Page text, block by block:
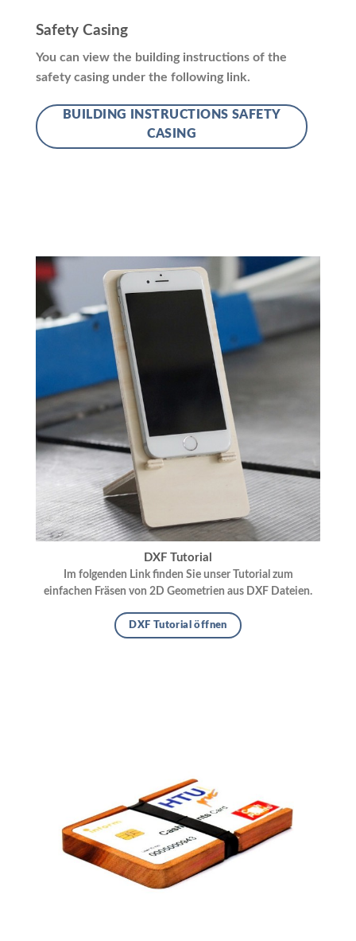
Safety Casing
You can view the building instructions of the
safety casing under the following link.
BUILDING INSTRUCTIONS SAFETY
CASING
DXF Tutorial
Im folgenden Link finden Sie unser Tutorial zum
einfachen Fräsen von 2D Geometrien aus DXF Dateien.
DXF Tutorial öffnen